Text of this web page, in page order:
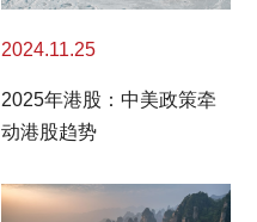
2024.11.25
2025年港股：中美政策牵
动港股趋势